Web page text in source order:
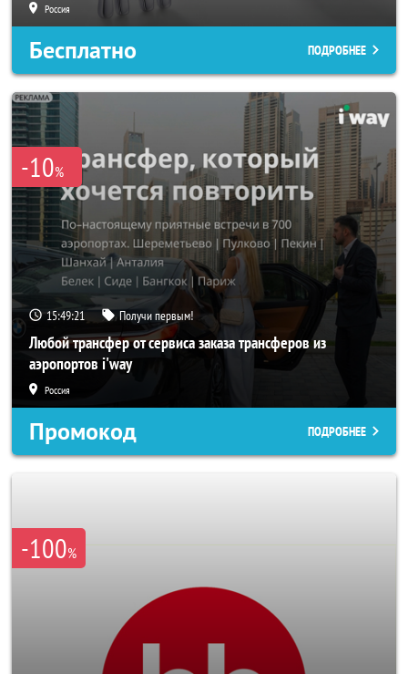
Россия
Бесплатно ПОДРОБНЕЕ
-10%
15:49:19 Получи первым!
Любой трансфер от сервиса заказа трансферов из
аэропортов i'way
Россия
Промокод ПОДРОБНЕЕ
-100%